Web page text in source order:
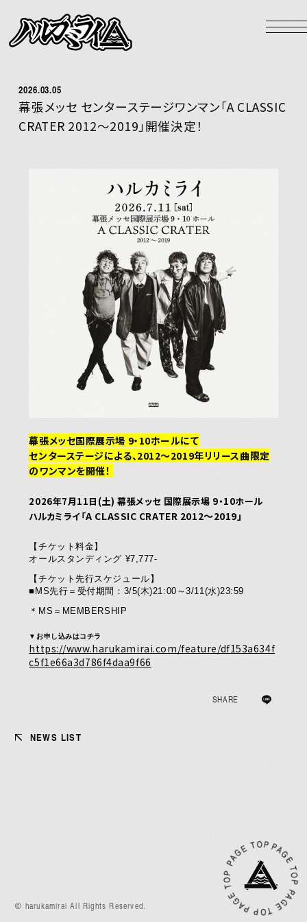
NEWS
BIOGRAPHY
DISCOGRAPHY
Instagram YouTube LINE MUSIC Apple Music
JOIN
MEMBERS’ NEWS
PICTURE
あああああ
別冊 橋本学左脳読本
2026.03.05
幕張メッセ センターステージワンマン「A CLASSIC
CRATER 2012〜2019」開催決定！
幕張メッセ国際展示場 9・10ホールにて
センターステージによる、2012〜2019年リリース曲限定
の ワンマンを開催！
2026年7月11日(土) 幕張メッセ 国際展示場 9・10ホール
ハルカミライ「A CLASSIC CRATER 2012〜2019」
【チケット料金】
オールスタンディング ¥7,777-
【チケット先行スケジュール】
■MS先行＝受付期間：3/5(木)21:00～3/11(水)23:59
＊MS＝MEMBERSHIP
▼お申し込みはコチラ
https://www.harukamirai.com/feature/df153a634f
c5f1e66a3d786f4daa9f66
SHARE
NEWS LIST
© harukamirai All Rights Reserved. OP
OP